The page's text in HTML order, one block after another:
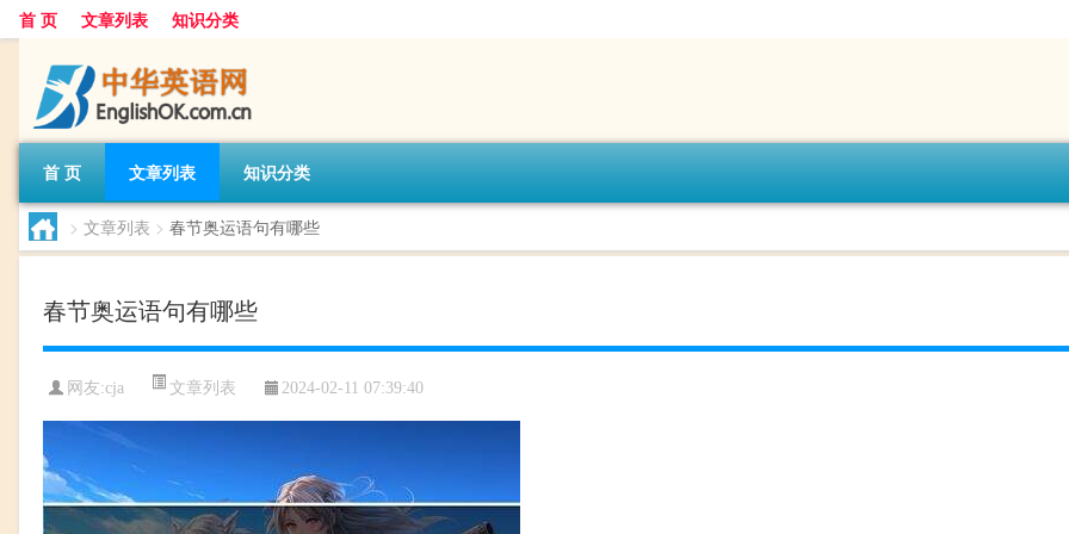
首 页 文章列表 知识分类
首 页 文章列表 知识分类
> 文章列表 > 春节奥运语句有哪些
春节奥运语句有哪些
网友:cja 文章列表 2024-02-11 07:39:40